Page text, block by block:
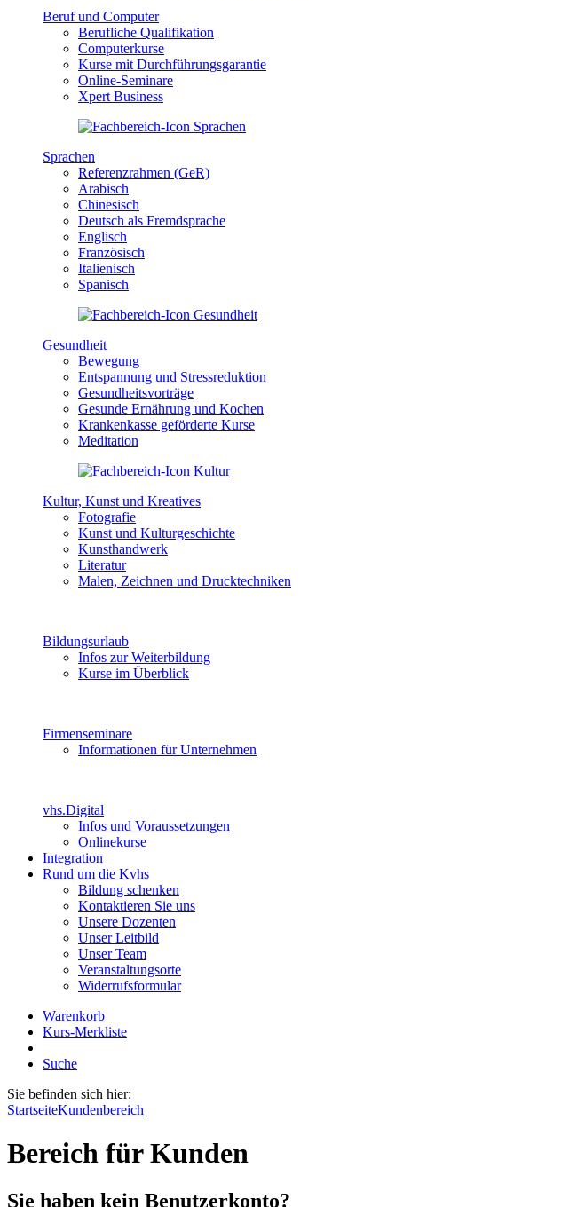
Beruf und Computer
Berufliche Qualifikation
Computerkurse
Kurse mit Durchführungsgarantie
Online-Seminare
Xpert Business
Sprachen
Referenzrahmen (GeR)
Arabisch
Chinesisch
Deutsch als Fremdsprache
Englisch
Französisch
Italienisch
Spanisch
Gesundheit
Bewegung
Entspannung und Stressreduktion
Gesundheitsvorträge
Gesunde Ernährung und Kochen
Krankenkasse geförderte Kurse
Meditation
Kultur, Kunst und Kreatives
Fotografie
Kunst und Kulturgeschichte
Kunsthandwerk
Literatur
Malen, Zeichnen und Drucktechniken
Bildungsurlaub
Infos zur Weiterbildung
Kurse im Überblick
Firmenseminare
Informationen für Unternehmen
vhs.Digital
Infos und Voraussetzungen
Onlinekurse
Integration
Rund um die Kvhs
Bildung schenken
Kontaktieren Sie uns
Unsere Dozenten
Unser Leitbild
Unser Team
Veranstaltungsorte
Widerrufsformular
Warenkorb
Kurs-Merkliste
Suche
Sie befinden sich hier:
StartseiteKundenbereich
Bereich für Kunden
Sie haben kein Benutzerkonto?